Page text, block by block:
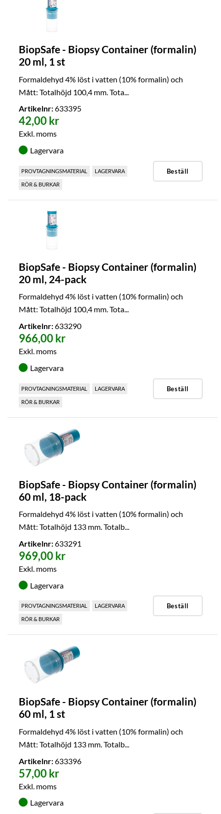
BiopSafe - Biopsy Container (formalin)
20 ml, 1 st
Formaldehyd 4% löst i vatten (10% formalin) och
Mått: Totalhöjd 100,4 mm. Tota...
Artikelnr:633395
42,00 kr
Exkl. moms
Lagervara
PROVTAGNINGSMATERIAL LAGERVARA
RÖR & BURKAR
Beställ
BiopSafe - Biopsy Container (formalin)
20 ml, 24-pack
Formaldehyd 4% löst i vatten (10% formalin) och
Mått: Totalhöjd 100,4 mm. Tota...
Artikelnr:633290
966,00 kr
Exkl. moms
Lagervara
PROVTAGNINGSMATERIAL LAGERVARA
RÖR & BURKAR
Beställ
BiopSafe - Biopsy Container (formalin)
60 ml, 18-pack
Formaldehyd 4% löst i vatten (10% formalin) och
Mått: Totalhöjd 133 mm. Totalb...
Artikelnr:633291
969,00 kr
Exkl. moms
Lagervara
PROVTAGNINGSMATERIAL LAGERVARA
RÖR & BURKAR
Beställ
BiopSafe - Biopsy Container (formalin)
60 ml, 1 st
Formaldehyd 4% löst i vatten (10% formalin) och
Mått: Totalhöjd 133 mm. Totalb...
Artikelnr:633396
57,00 kr
Exkl. moms
Lagervara